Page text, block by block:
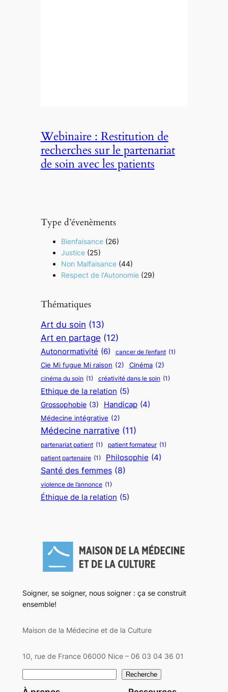
Webinaire : Restitution de
recherches sur le partenariat
de soin avec les patients
Type d’évenèments
Bienfaisance(26)
Justice(25)
Non Malfaisance(44)
Respect de l'Autonomie(29)
Thématiques
Art du soin (13)
Art en partage (12)
Autonormativité (6) cancer de l’enfant (1)
Cie Mi fugue Mi raison (2) Cinéma (2)
cinéma du soin (1) créativité dans le soin (1)
Ethique de la relation (5)
Grossophobie (3) Handicap (4)
Médecine intégrative (2)
Médecine narrative (11)
partenariat patient (1) patient formateur (1)
patient partenaire (1) Philosophie (4)
Santé des femmes (8)
violence de l’annonce (1)
Éthique de la relation (5)
Soigner, se soigner, nous soigner : ça se construit
ensemble!
Maison de la Médecine et de la Culture
10, rue de France 06000 Nice – 06 03 04 36 01
Recherche